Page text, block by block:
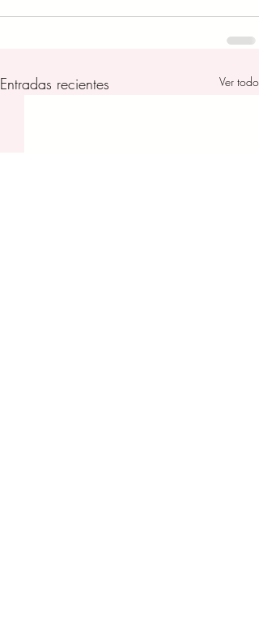
Entradas recientes Ver todo